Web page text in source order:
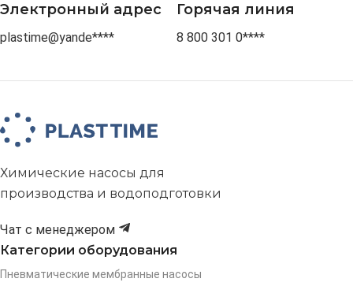
Электронный адрес
plastime@yande****
Горячая линия
8 800 301 0****
Химические насосы для
производства и водоподготовки
Чат с менеджером
Категории оборудования
Пневматические мембранные насосы